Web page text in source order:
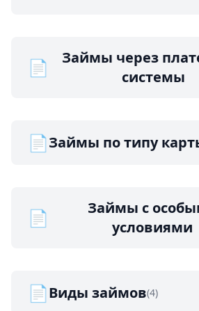
📄
Займы через
системы
📄Займы по типу
📄
Займы с
условиями
📄Виды займов(4)